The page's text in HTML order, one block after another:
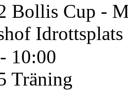
Bollis Cup -
Idrottsplats
10:00
Träning